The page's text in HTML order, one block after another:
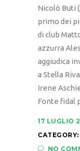
Nicolò Buti
primo dei
di club
azzurra
aggiudica
a Stella
Irene
Fonte fidal
17 LUGLIO
CATEGORY:
NO